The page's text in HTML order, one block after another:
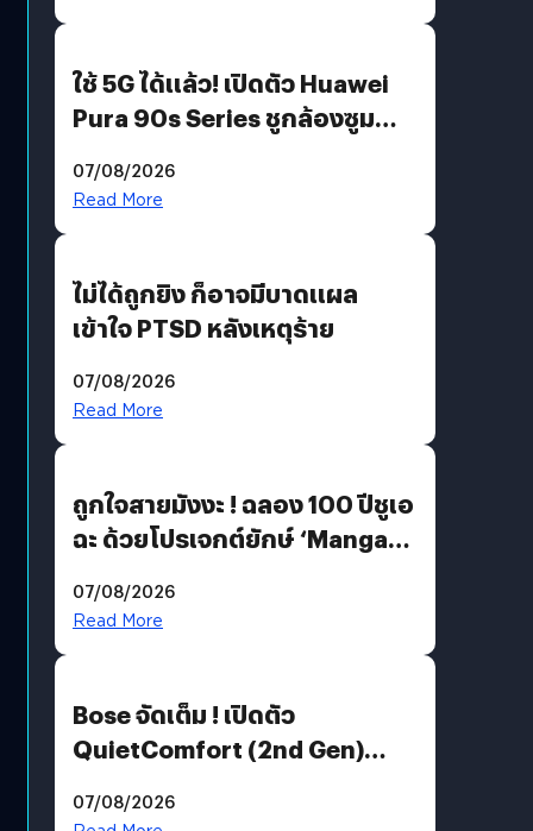
ใช้ 5G ได้แล้ว! เปิดตัว Huawei
Pura 90s Series ชูกล้องซูม
07/08/2026
Read More
ไม่ได้ถูกยิง ก็อาจมีบาดแผล
เข้าใจ PTSD หลังเหตุร้าย
07/08/2026
Read More
ถูกใจสายมังงะ ! ฉลอง 100 ปีชูเอ
ฉะ ด้วยโปรเจกต์ยักษ์ ‘Manga
มีภาษาไทยด้วย
07/08/2026
Read More
Bose จัดเต็ม ! เปิดตัว
QuietComfort (2nd Gen)
07/08/2026